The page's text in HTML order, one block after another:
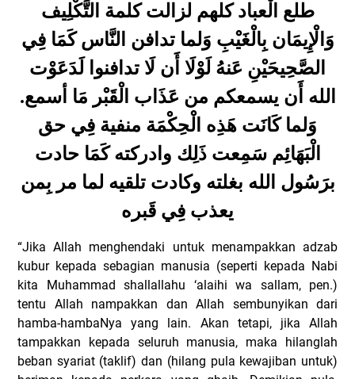
طلع الْعباد كلهم لزالت كلمة التَّكْلِيف
وَالْإِيمَان بِالْغَيْبِ وَلما تدافن النَّاس كَمَا فِي
الصَّحِيحَيْنِ عَنهُ لَوْلَا أَن لَا تدافنوا لَدَعَوْت
الله أَن يسمعكم من عَذَاب الْقَبْر مَا أسمع.
وَلما كَانَت هَذِه الْحِكْمَة منفية فِي حق
الْبَهَائِم سَمِعت ذَلِك وادركته كَمَا حادت
برَسُول الله بغلته وكادت تلقيه لما مر بِمن
يعذب فِي قَبره
“Jika Allah menghendaki untuk menampakkan adzab
kubur kepada sebagian manusia (seperti kepada Nabi
kita Muhammad shallallahu ‘alaihi wa sallam, pen.)
tentu Allah nampakkan dan Allah sembunyikan dari
hamba-hambaNya yang lain. Akan tetapi, jika Allah
tampakkan kepada seluruh manusia, maka hilanglah
beban syariat (taklif) dan (hilang pula kewajiban untuk)